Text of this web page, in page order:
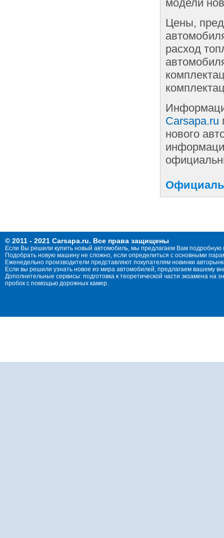
модели
Цены,
расход
Carsapa.ru
нового
© 2011 - 2021 Carsapa.ru. Все права защищены
Если Вы решили купить новый автомобиль, мы предлагаем Вам
Подобрать новую машину не сложно, если определиться с основными
Еженедельно производители представляют покупателям новинки
Если вы решили узнать новое из мира автомобилей, предлагаем вашему
Дополнительные сервисы: подготовка к теоретической части экзамена
пробок с помощью дорожных камер.